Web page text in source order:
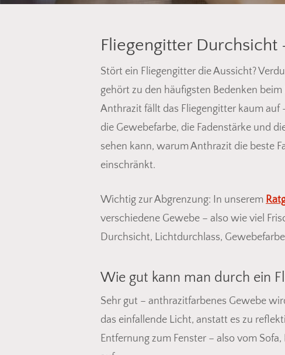
Fliegengitter Durchsicht
Stört ein Fliegengitter die Aussicht?
gehört zu den häufigsten Bedenken
Anthrazit fällt das Fliegengitter kaum auf
die Gewebefarbe, die Fadenstärke und
sehen kann, warum Anthrazit die beste
einschränkt.
Wichtig zur Abgrenzung: In unserem
verschiedene Gewebe – also wie viel
Durchsicht, Lichtdurchlass,
Wie gut kann man durch ein
Sehr gut – anthrazitfarbenes Gewebe
das einfallende Licht, anstatt es zu
Entfernung zum Fenster – also vom